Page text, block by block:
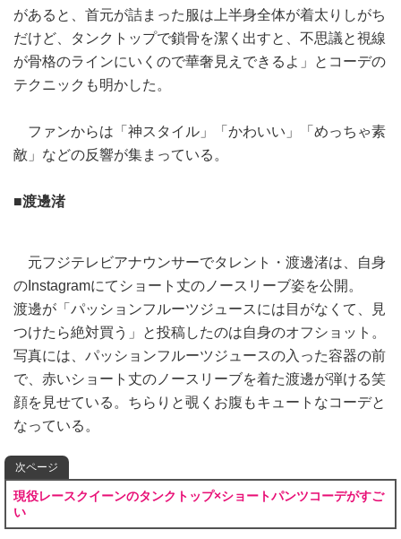
があると、首元が詰まった服は上半身全体が着太りしがち
だけど、タンクトップで鎖骨を潔く出すと、不思議と視線
が骨格のラインにいくので華奢見えできるよ」とコーデの
テクニックも明かした。
ファンからは「神スタイル」「かわいい」「めっちゃ素
敵」などの反響が集まっている。
■渡邊渚
元フジテレビアナウンサーでタレント・渡邊渚は、自身
のInstagramにてショート丈のノースリーブ姿を公開。
渡邊が「パッションフルーツジュースには目がなくて、見
つけたら絶対買う」と投稿したのは自身のオフショット。
写真には、パッションフルーツジュースの入った容器の前
で、赤いショート丈のノースリーブを着た渡邊が弾ける笑
顔を見せている。ちらりと覗くお腹もキュートなコーデと
なっている。
次ページ
現役レースクイーンのタンクトップ×ショートパンツコーデがすご
い